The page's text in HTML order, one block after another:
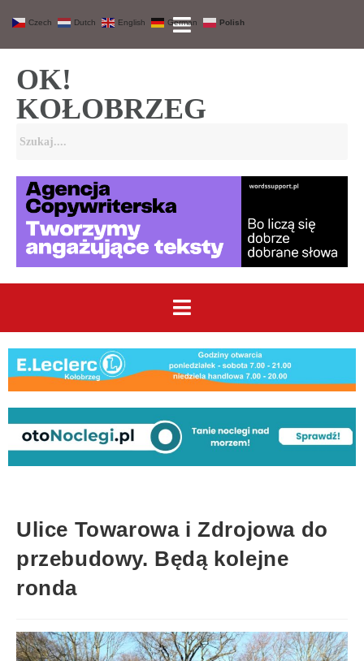
OK!
KOŁOBRZEG
Ulice Towarowa i Zdrojowa do
przebudowy. Będą kolejne
ronda
Czech Dutch English German Polish